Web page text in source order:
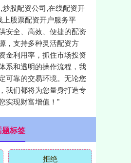
股配资公司,在线配资开
上股票配资开户服务平
安全、高效、便捷的配资
，支持多种灵活配资方
金利用率，抓住市场投资
系和透明的操作流程，我
可靠的交易环境。无论您
我们都将为您量身打造专
实现财富增值！”
标签
拒绝